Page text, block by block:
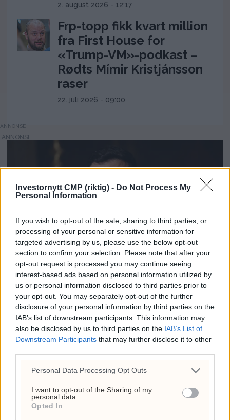
Investornytt CMP (riktig) - Do Not Process My
Personal Information
If you wish to opt-out of the sale, sharing to third parties, or
processing of your personal or sensitive information for
targeted advertising by us, please use the below opt-out
section to confirm your selection. Please note that after your
opt-out request is processed you may continue seeing
interest-based ads based on personal information utilized by
us or personal information disclosed to third parties prior to
your opt-out. You may separately opt-out of the further
disclosure of your personal information by third parties on the
IAB’s list of downstream participants. This information may
also be disclosed by us to third parties on the IAB’s List of
Downstream Participants that may further disclose it to other
Personal Data Processing Opt Outs
I want to opt-out of the Sharing of my
personal data.
Opted In
2. august 2026 - 12:17
Frp-topp fikk kvart million
fra First House for
«Trump-VM»-podkast –
Rødts Mímir Kristjánsson
raser
22. juli 2026 - 09:00
ANNONSE
Ukraina nær eget
luftvern – Zelenskyj
takker Norge